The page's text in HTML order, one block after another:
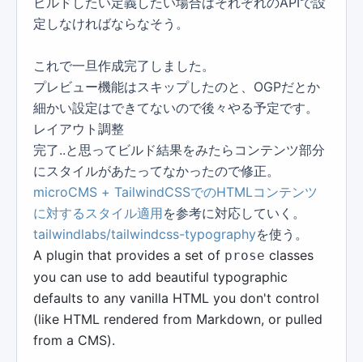
定しなければならなそう。
これで一旦作成完了しました。
プレビュー機能はスキップしたのと、OGPだとか
細かい設定はできてないので後々やる予定です。
レイアウト調整
完了..と思ってビルド結果をみたらコンテンツ部分
にスタイルがあたってなかったので修正。
microCMS + TailwindCSSでのHTMLコンテンツ
に対するスタイル適用を参考に対応していく。
tailwindlabs/tailwindcss-typographyを使う。
A plugin that provides a set of prose classes
you can use to add beautiful typographic
defaults to any vanilla HTML you don't control
(like HTML rendered from Markdown, or pulled
from a CMS).